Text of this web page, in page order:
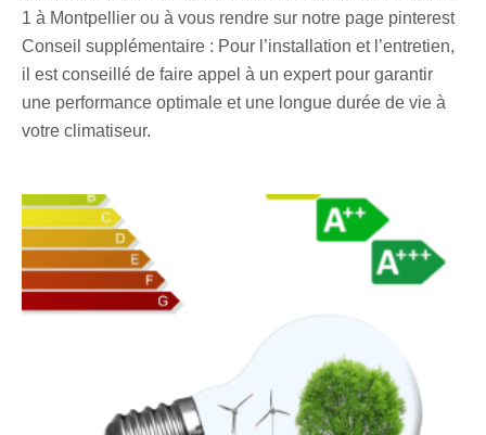
1 à Montpellier ou à vous rendre sur notre page pinterest
Conseil supplémentaire : Pour l’installation et l’entretien,
il est conseillé de faire appel à un expert pour garantir
une performance optimale et une longue durée de vie à
votre climatiseur.